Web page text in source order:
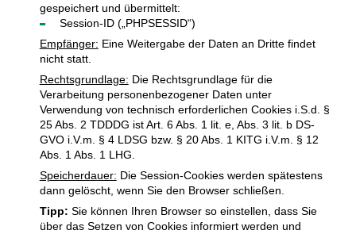
gespeichert und übermittelt:
Session-ID („PHPSESSID“)
Empfänger: Eine Weitergabe der Daten an Dritte findet
nicht statt.
Rechtsgrundlage: Die Rechtsgrundlage für die
Verarbeitung personenbezogener Daten unter
Verwendung von technisch erforderlichen Cookies i.S.d. §
25 Abs. 2 TDDDG ist Art. 6 Abs. 1 lit. e, Abs. 3 lit. b DS-
GVO i.V.m. § 4 LDSG bzw. § 20 Abs. 1 KITG i.V.m. § 12
Abs. 1 Abs. 1 LHG.
Speicherdauer: Die Session-Cookies werden spätestens
dann gelöscht, wenn Sie den Browser schließen.
Tipp: Sie können Ihren Browser so einstellen, dass Sie
über das Setzen von Cookies informiert werden und